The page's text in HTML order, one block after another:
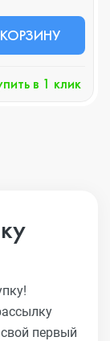
в 1 клик
первый